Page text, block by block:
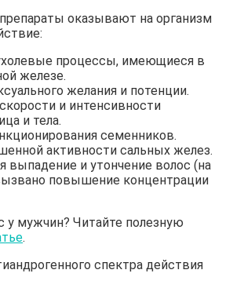
оказывают на организм
процессы, имеющиеся в
железе.
желания и потенции.
и интенсивности
и тела.
семенников.
активности сальных желез.
выпадение и утончение волос (на
повышение концентрации
у мужчин? Читайте полезную
.
спектра действия